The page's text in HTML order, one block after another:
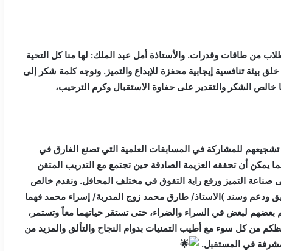
من طاقات وقدرات. والأستاذة أمل عبد الملك: لها منا كل التحية
بيئة تنافسية إيجابية محفزة للإبداع والتميز. ونوجه كلمة شكر إلى
خالص الشكر والتقدير على حفاوة الاستقبال وكرم الترحيب،
للمشاركة في المسابقات العلمية التي تصنع الفارق في
يمكن أن تحققه العزيمة الصادقة حين تجتمع مع التدريب المتقن
صناعة التميز ورفع راية التفوق في مختلف المحافل. ونقدم خالص
ودعم وسند )الاستاذ/ طارق محمد زوج المدربة/ إسراء محمد فهما
لبعض في السراء والضراء، حتى تستقر حياتهما معاً وتستمر،
من كل سوء مع أطيب التمنيات بدوام النجاح والتألق والمزيد من
في المستقبل.